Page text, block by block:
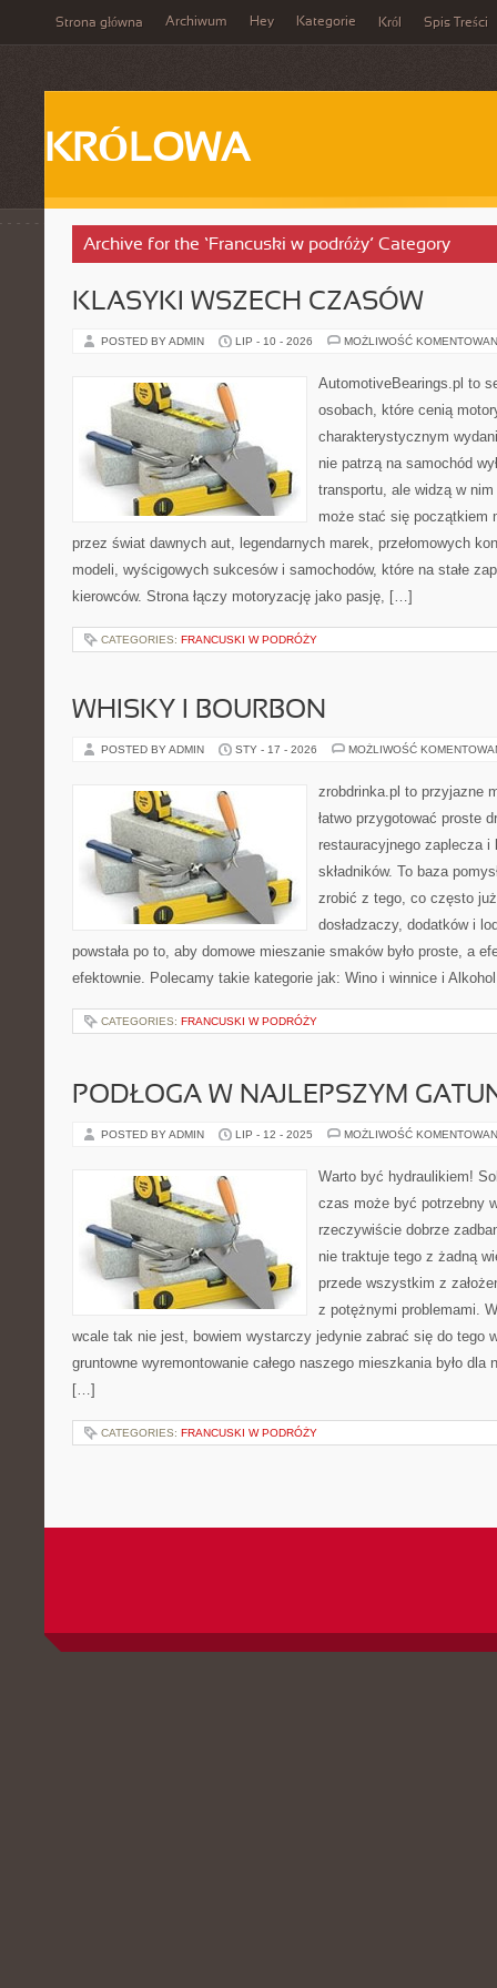
Strona główna Archiwum Hey Kategorie Król Spis Treści
KRÓLOWA
Archive for the ‘Francuski w podróży’ Category
KLASYKI WSZECH CZASÓW
POSTED BY ADMIN LIP - 10 - 2026 MOŻLIWOŚĆ
AutomotiveBearings.pl to
osobach, które cenią
charakterystycznym
nie patrzą na samochód
transportu, ale widzą w
może stać się początkiem
przez świat dawnych aut, legendarnych marek, przełomowych
modeli, wyścigowych sukcesów i samochodów, które na stałe
kierowców. Strona łączy motoryzację jako pasję, […]
CATEGORIES: FRANCUSKI W PODRÓŻY
WHISKY I BOURBON
POSTED BY ADMIN STY - 17 - 2026 MOŻLIWOŚĆ
zrobdrinka.pl to przyjazne
łatwo przygotować proste
restauracyjnego zaplecza
składników. To baza
zrobić z tego, co często
dosładzaczy, dodatków i
powstała po to, aby domowe mieszanie smaków było proste, a
efektownie. Polecamy takie kategorie jak: Wino i winnice i
CATEGORIES: FRANCUSKI W PODRÓŻY
PODŁOGA W NAJLEPSZYM
POSTED BY ADMIN LIP - 12 - 2025 MOŻLIWOŚĆ
Warto być hydraulikiem!
czas może być potrzebny
rzeczywiście dobrze
nie traktuje tego z żadną
przede wszystkim z
z potężnymi problemami.
wcale tak nie jest, bowiem wystarczy jedynie zabrać się do tego
gruntowne wyremontowanie całego naszego mieszkania było dla
[…]
CATEGORIES: FRANCUSKI W PODRÓŻY